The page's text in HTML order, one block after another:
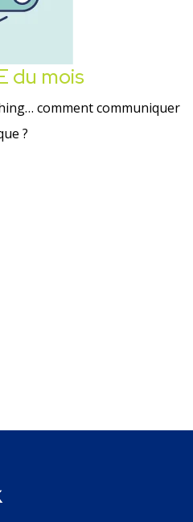
du mois
comment communiquer
?